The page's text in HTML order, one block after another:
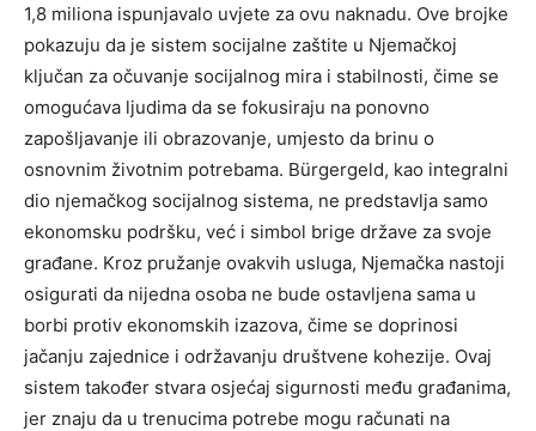
1,8 miliona ispunjavalo uvjete za ovu naknadu. Ove brojke
pokazuju da je sistem socijalne zaštite u Njemačkoj
ključan za očuvanje socijalnog mira i stabilnosti, čime se
omogućava ljudima da se fokusiraju na ponovno
zapošljavanje ili obrazovanje, umjesto da brinu o
osnovnim životnim potrebama. Bürgergeld, kao integralni
dio njemačkog socijalnog sistema, ne predstavlja samo
ekonomsku podršku, već i simbol brige države za svoje
građane. Kroz pružanje ovakvih usluga, Njemačka nastoji
osigurati da nijedna osoba ne bude ostavljena sama u
borbi protiv ekonomskih izazova, čime se doprinosi
jačanju zajednice i održavanju društvene kohezije. Ovaj
sistem također stvara osjećaj sigurnosti među građanima,
jer znaju da u trenucima potrebe mogu računati na